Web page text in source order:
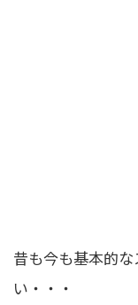
昔も今も基本的
い・・・